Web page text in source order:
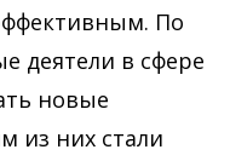
По
деятели в сфере
новые
из них стали